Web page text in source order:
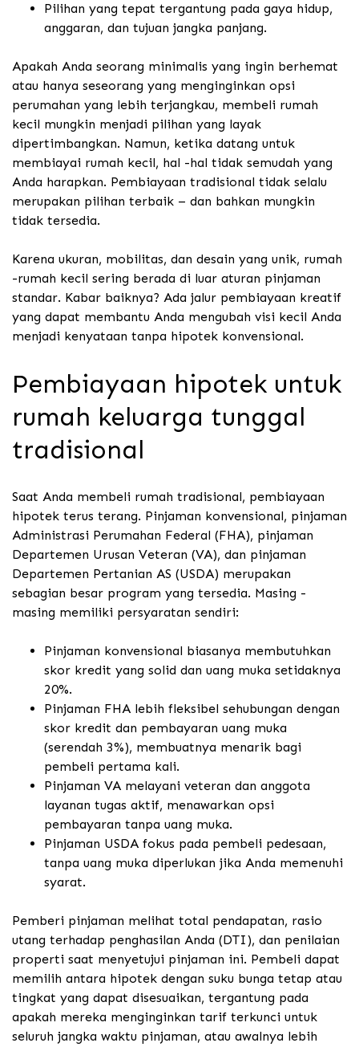
Pilihan yang tepat tergantung pada gaya hidup,
anggaran, dan tujuan jangka panjang.
Apakah Anda seorang minimalis yang ingin berhemat
atau hanya seseorang yang menginginkan opsi
perumahan yang lebih terjangkau, membeli rumah
kecil mungkin menjadi pilihan yang layak
dipertimbangkan. Namun, ketika datang untuk
membiayai rumah kecil, hal -hal tidak semudah yang
Anda harapkan. Pembiayaan tradisional tidak selalu
merupakan pilihan terbaik – dan bahkan mungkin
tidak tersedia.
Karena ukuran, mobilitas, dan desain yang unik, rumah
-rumah kecil sering berada di luar aturan pinjaman
standar. Kabar baiknya? Ada jalur pembiayaan kreatif
yang dapat membantu Anda mengubah visi kecil Anda
menjadi kenyataan tanpa hipotek konvensional.
Pembiayaan hipotek untuk
rumah keluarga tunggal
tradisional
Saat Anda membeli rumah tradisional, pembiayaan
hipotek terus terang. Pinjaman konvensional, pinjaman
Administrasi Perumahan Federal (FHA), pinjaman
Departemen Urusan Veteran (VA), dan pinjaman
Departemen Pertanian AS (USDA) merupakan
sebagian besar program yang tersedia. Masing -
masing memiliki persyaratan sendiri:
Pinjaman konvensional biasanya membutuhkan
skor kredit yang solid dan uang muka setidaknya
20%.
Pinjaman FHA lebih fleksibel sehubungan dengan
skor kredit dan pembayaran uang muka
(serendah 3%), membuatnya menarik bagi
pembeli pertama kali.
Pinjaman VA melayani veteran dan anggota
layanan tugas aktif, menawarkan opsi
pembayaran tanpa uang muka.
Pinjaman USDA fokus pada pembeli pedesaan,
tanpa uang muka diperlukan jika Anda memenuhi
syarat.
Pemberi pinjaman melihat total pendapatan, rasio
utang terhadap penghasilan Anda (DTI), dan penilaian
properti saat menyetujui pinjaman ini. Pembeli dapat
memilih antara hipotek dengan suku bunga tetap atau
tingkat yang dapat disesuaikan, tergantung pada
apakah mereka menginginkan tarif terkunci untuk
seluruh jangka waktu pinjaman, atau awalnya lebih